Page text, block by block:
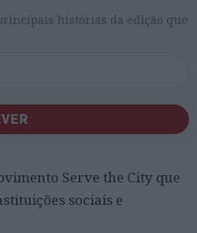
histórias da edição que
Serve the City que
sociais e